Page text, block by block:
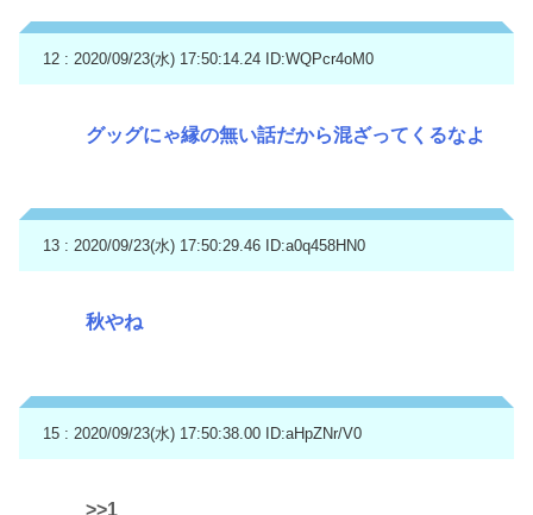
12 : 2020/09/23(水) 17:50:14.24 ID:WQPcr4oM0
グッグにゃ縁の無い話だから混ざってくるなよ
13 : 2020/09/23(水) 17:50:29.46 ID:a0q458HN0
秋やね
15 : 2020/09/23(水) 17:50:38.00 ID:aHpZNr/V0
>>1